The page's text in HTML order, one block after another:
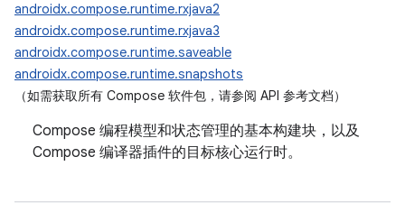
androidx.compose.runtime.rxjava2
androidx.compose.runtime.rxjava3
androidx.compose.runtime.saveable
androidx.compose.runtime.snapshots
（如需获取所有 Compose 软件包，请参阅 API 参考文档）
Compose 编程模型和状态管理的基本构建块，以及
Compose 编译器插件的目标核心运行时。